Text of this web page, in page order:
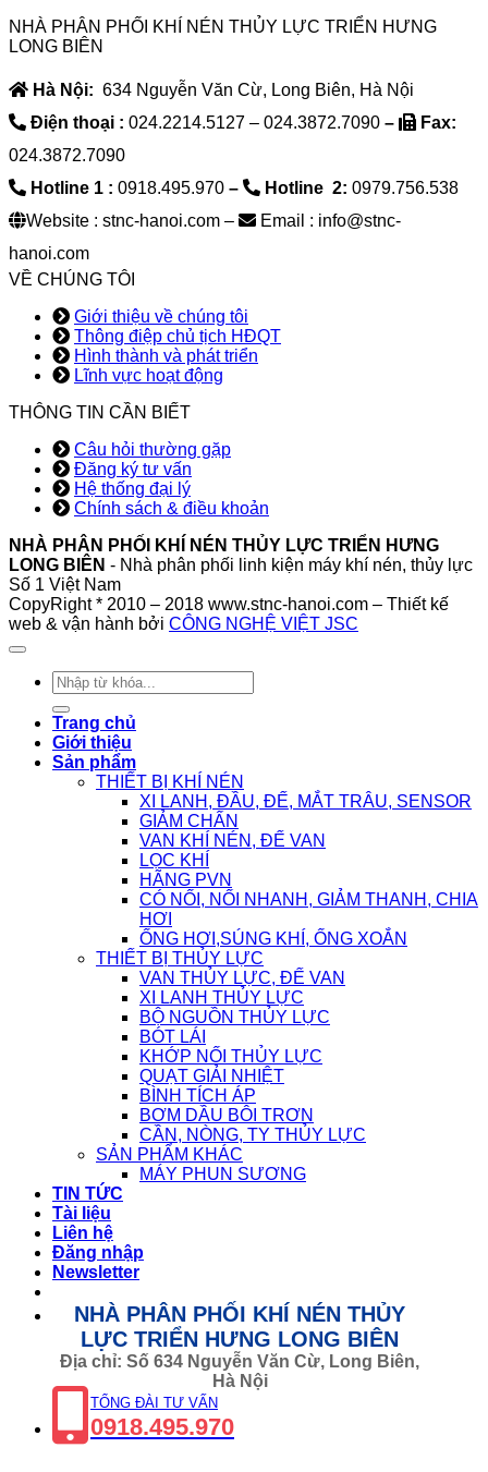
NHÀ PHÂN PHỐI KHÍ NÉN THỦY LỰC TRIỂN HƯNG
LONG BIÊN
Hà Nội: 634 Nguyễn Văn Cừ, Long Biên, Hà Nội
Điện thoại : 024.2214.5127 – 024.3872.7090 –
Fax:
024.3872.7090
Hotline 1 : 0918.495.970 – Hotline 2: 0979.756.538
Website : stnc-hanoi.com –
Email : info@stnc-
hanoi.com
VỀ CHÚNG TÔI
Giới thiệu về chúng tôi
Thông điệp chủ tịch HĐQT
Hình thành và phát triển
Lĩnh vực hoạt động
THÔNG TIN CẦN BIẾT
Câu hỏi thường gặp
Đăng ký tư vấn
Hệ thống đại lý
Chính sách & điều khoản
NHÀ PHÂN PHỐI KHÍ NÉN THỦY LỰC TRIỂN HƯNG
LONG BIÊN - Nhà phân phối linh kiện máy khí nén, thủy lực
Số 1 Việt Nam
CopyRight * 2010 – 2018 www.stnc-hanoi.com – Thiết kế
web & vận hành bởi CÔNG NGHỆ VIỆT JSC
Tìm
kiếm:
Trang chủ
Giới thiệu
Sản phẩm
THIẾT BỊ KHÍ NÉN
XI LANH, ĐẦU, ĐẾ, MẮT TRÂU, SENSOR
GIẢM CHẤN
VAN KHÍ NÉN, ĐẾ VAN
LỌC KHÍ
HÃNG PVN
CÓ NỐI, NỐI NHANH, GIẢM THANH, CHIA
HƠI
ỐNG HƠI,SÚNG KHÍ, ỐNG XOẮN
THIẾT BỊ THỦY LỰC
VAN THỦY LỰC, ĐẾ VAN
XI LANH THỦY LỰC
BỘ NGUỒN THỦY LỰC
BÓT LÁI
KHỚP NỐI THỦY LỰC
QUẠT GIẢI NHIỆT
BÌNH TÍCH ÁP
BƠM DẦU BÔI TRƠN
CẦN, NÒNG, TY THỦY LỰC
SẢN PHẨM KHÁC
MÁY PHUN SƯƠNG
TIN TỨC
Tài liệu
Liên hệ
Đăng nhập
Newsletter
NHÀ PHÂN PHỐI KHÍ NÉN THỦY
LỰC TRIỂN HƯNG LONG BIÊN
Địa chỉ: Số 634 Nguyễn Văn Cừ, Long Biên,
Hà Nội
TỔNG ĐÀI TƯ VẤN
0918.495.970